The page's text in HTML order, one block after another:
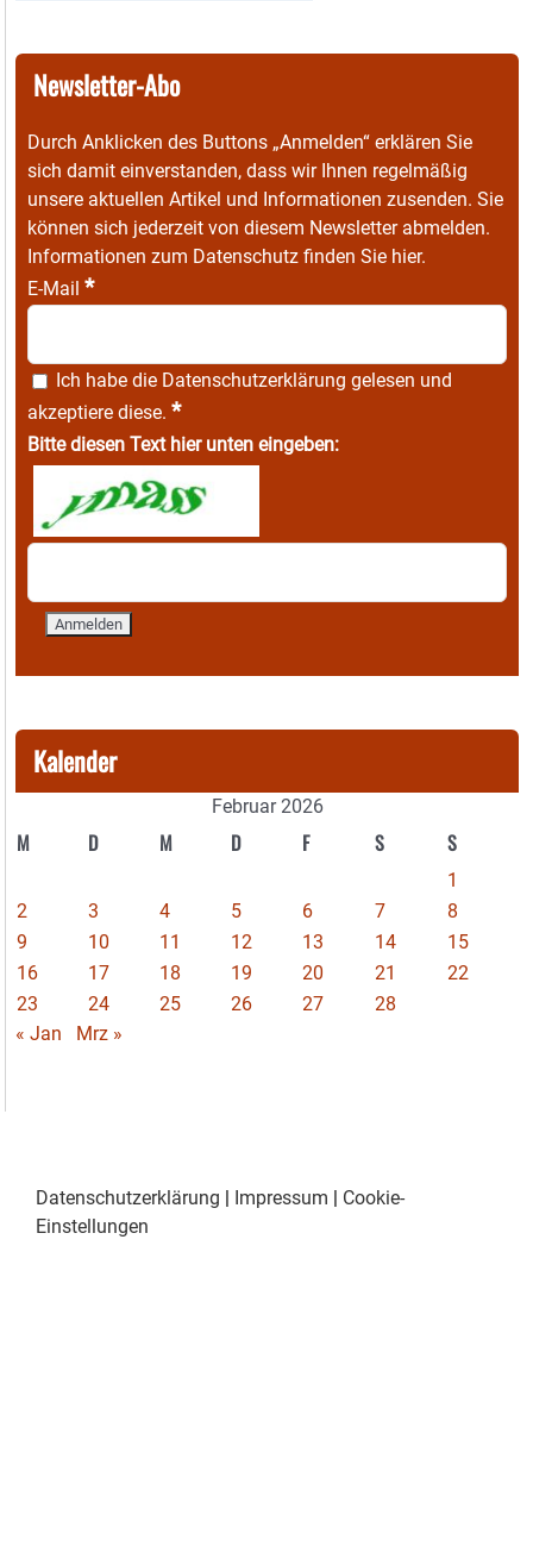
Newsletter-Abo
Durch Anklicken des Buttons „Anmelden“ erklären Sie
sich damit einverstanden, dass wir Ihnen regelmäßig
unsere aktuellen Artikel und Informationen zusenden. Sie
können sich jederzeit von diesem Newsletter abmelden.
Informationen zum Datenschutz finden Sie hier.
E-Mail *
Ich habe die Datenschutzerklärung gelesen und
akzeptiere diese. *
Bitte diesen Text hier unten eingeben:
Kalender
Februar 2026
M D M D F S S
1
2
3 4 5 6 7
8
9
10 11 12 13 14
15
16
17 18 19 20 21
22
23
24 25 26 27
28
« Jan
Mrz »
Datenschutzerklärung | Impressum | Cookie-
Einstellungen